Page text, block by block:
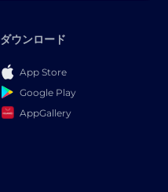
ダウンロード
App Store
Google Play
AppGallery